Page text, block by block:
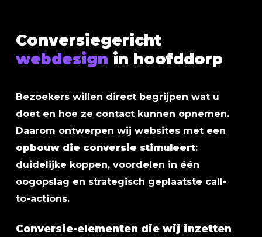
Conversiegericht
webdesign in hoofddorp
Bezoekers willen direct begrijpen wat u
doet en hoe ze contact kunnen opnemen.
Daarom ontwerpen wij websites met een
opbouw die conversie stimuleert:
duidelijke koppen, voordelen in één
oogopslag en strategisch geplaatste call-
to-actions.
Conversie-elementen die wij inzetten